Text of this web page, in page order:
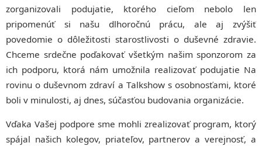
zorganizovali podujatie, ktorého cieľom nebolo len
pripomenúť si našu dlhoročnú prácu, ale aj zvýšiť
povedomie o dôležitosti starostlivosti o duševné zdravie.
Chceme srdečne poďakovať všetkým našim sponzorom za
ich podporu, ktorá nám umožnila realizovať podujatie Na
rovinu o duševnom zdraví a Talkshow s osobnosťami, ktoré
boli v minulosti, aj dnes, súčasťou budovania organizácie.
Vďaka Vašej podpore sme mohli zrealizovať program, ktorý
spájal našich kolegov, priateľov, partnerov a verejnosť, a